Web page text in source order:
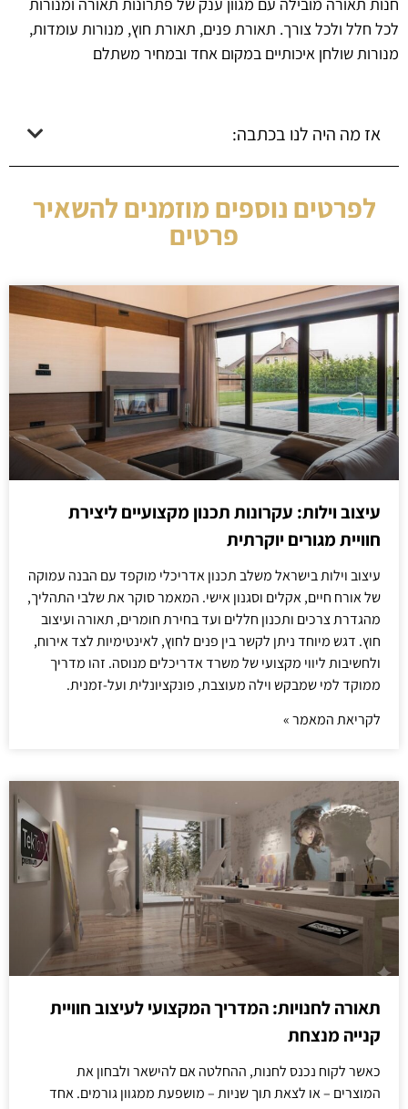
חנות תאורה מובילה עם מגוון ענק של פתרונות תאורה ומנורות
לכל חלל ולכל צורך. תאורת פנים, תאורת חוץ, מנורות עומדות,
מנורות שולחן איכותיים במקום אחד ובמחיר משתלם
אז מה היה לנו בכתבה:
לפרטים נוספים מוזמנים להשאיר
פרטים
עיצוב וילות: עקרונות תכנון מקצועיים ליצירת
חוויית מגורים יוקרתית
עיצוב וילות בישראל משלב תכנון אדריכלי מוקפד עם הבנה עמוקה
של אורח חיים, אקלים וסגנון אישי. המאמר סוקר את שלבי התהליך,
מהגדרת צרכים ותכנון חללים ועד בחירת חומרים, תאורה ועיצוב
חוץ. דגש מיוחד ניתן לקשר בין פנים לחוץ, לאינטימיות לצד אירוח,
ולחשיבות ליווי מקצועי של משרד אדריכלים מנוסה. זהו מדריך
ממוקד למי שמבקש וילה מעוצבת, פונקציונלית ועל-זמנית.
לקריאת המאמר »
תאורה לחנויות: המדריך המקצועי לעיצוב חוויית
קנייה מנצחת
כאשר לקוח נכנס לחנות, ההחלטה אם להישאר ולבחון את
המוצרים – או לצאת תוך שניות – מושפעת ממגוון גורמים. אחד